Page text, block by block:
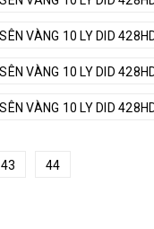
VÀNG 10 LY DID
VÀNG 10 LY DID
VÀNG 10 LY DID
43 44